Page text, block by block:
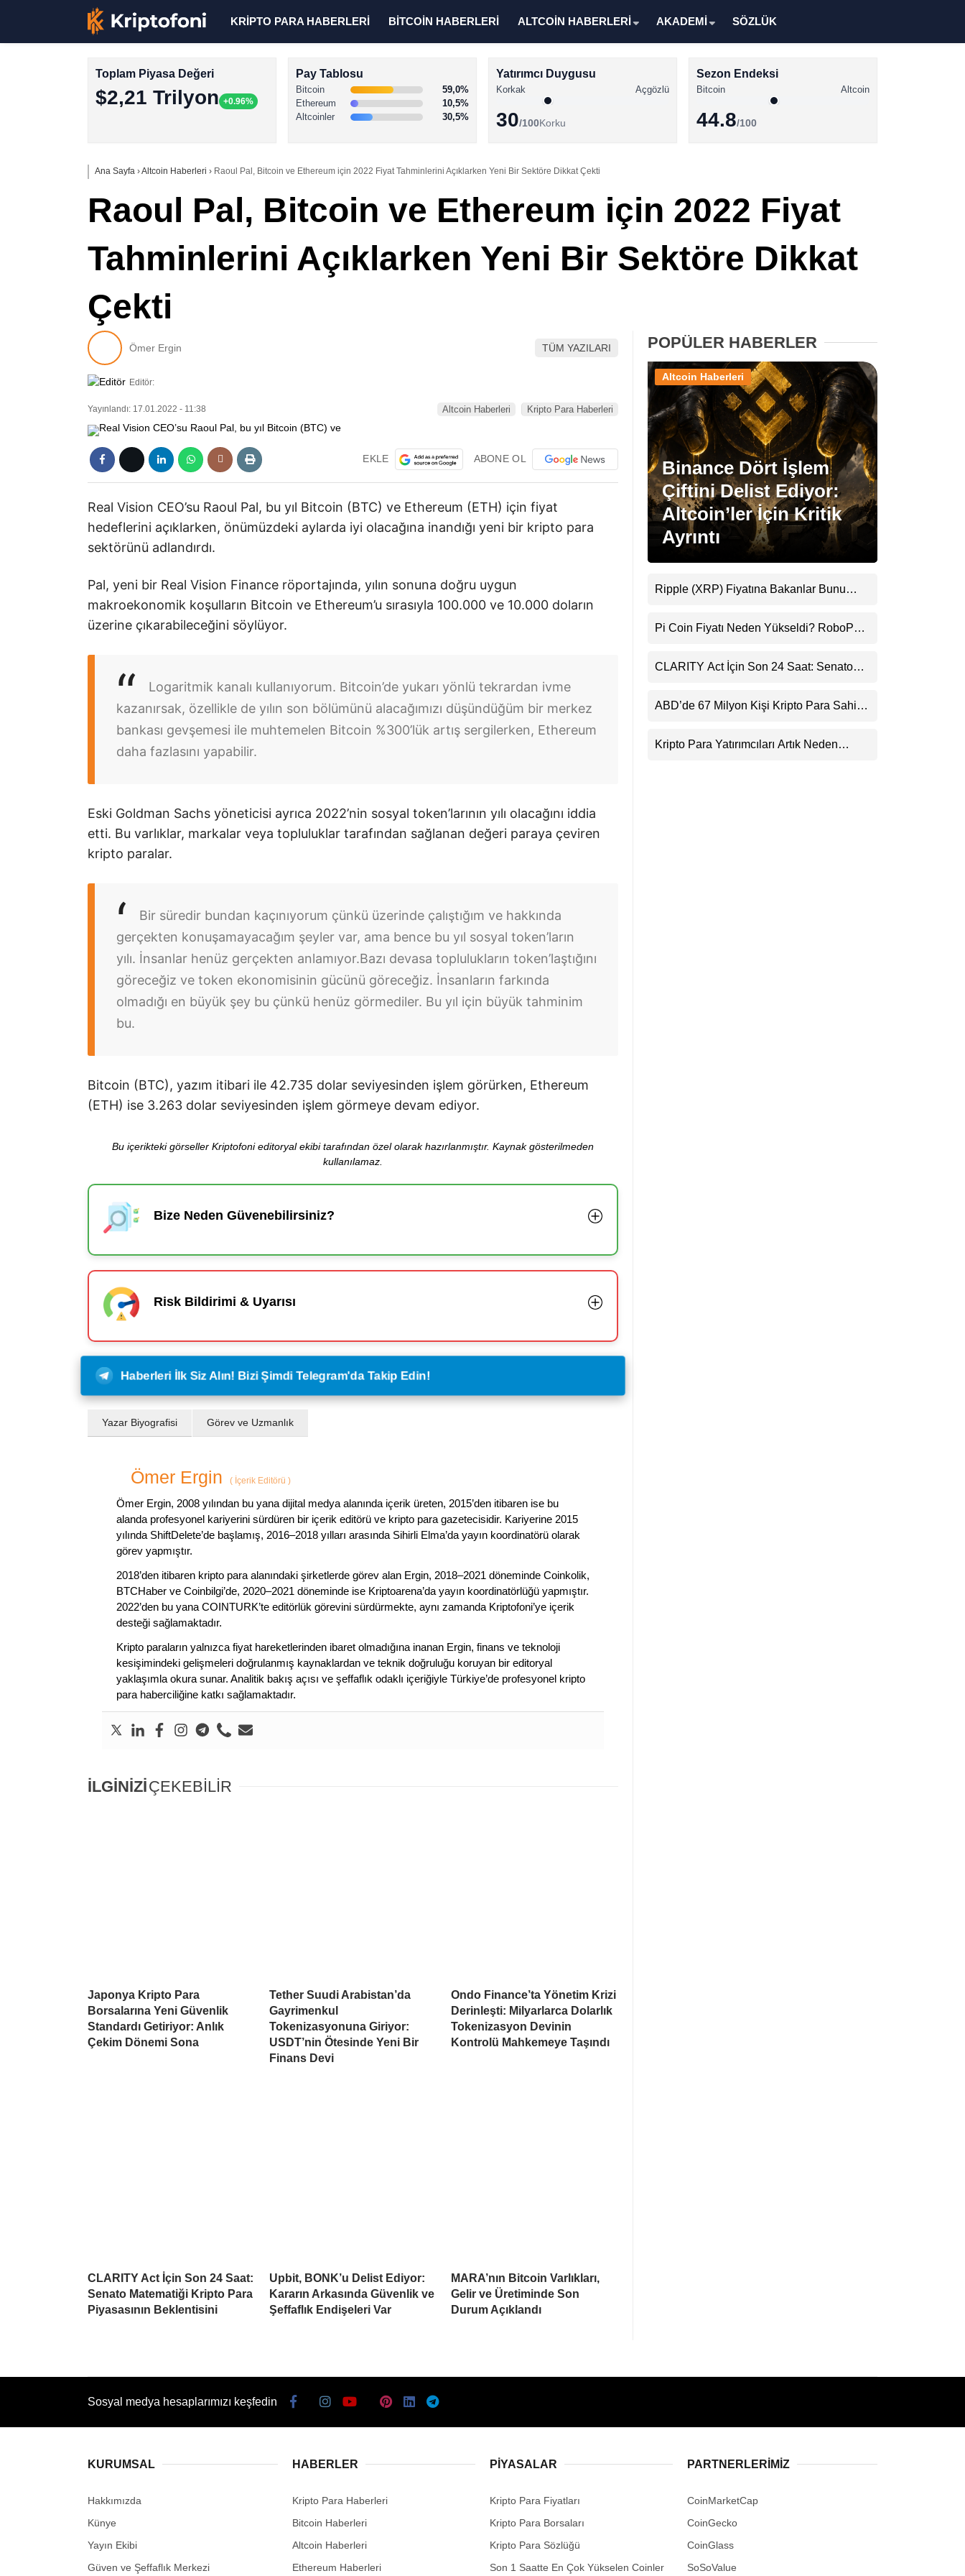
Altcoin Haberleri
Solana Haberleri
Stablecoin Haberleri
Facebook
Instagram
Youtube
KRİPTO PARA HABERLERİ BİTCOİN HABERLERİ ALTCOİN HABERLERİ AKADEMİ SÖZLÜK
Toplam Piyasa Değeri
$2,21 Trilyon +0.96%
Pay Tablosu
Bitcoin
59,0%
Ethereum
10,5%
Altcoinler
30,5%
Yatırımcı Duygusu
Korkak Açgözlü
30/100Korku
Sezon Endeksi
Bitcoin Altcoin
44.8/100
Ana Sayfa ›Altcoin Haberleri › Raoul Pal, Bitcoin ve Ethereum için 2022 Fiyat Tahminlerini Açıklarken Yeni Bir Sektöre Dikkat Çekti
Raoul Pal, Bitcoin ve Ethereum için 2022 Fiyat
Tahminlerini Açıklarken Yeni Bir Sektöre Dikkat
Çekti
Ömer Ergin TÜM YAZILARI
Editör:
Yayınlandı: 17.01.2022 - 11:38 Altcoin Haberleri Kripto Para Haberleri
EKLE ABONE OL
Real Vision CEO’su Raoul Pal, bu yıl Bitcoin (BTC) ve Ethereum (ETH) için fiyat
hedeflerini açıklarken, önümüzdeki aylarda iyi olacağına inandığı yeni bir kripto para
sektörünü adlandırdı.
Pal, yeni bir Real Vision Finance röportajında, yılın sonuna doğru uygun
makroekonomik koşulların Bitcoin ve Ethereum’u sırasıyla 100.000 ve 10.000 doların
üzerine çıkarabileceğini söylüyor.
Logaritmik kanalı kullanıyorum. Bitcoin’de yukarı yönlü tekrardan ivme
kazanırsak, özellikle de yılın son bölümünü alacağımızı düşündüğüm bir merkez
bankası gevşemesi ile muhtemelen Bitcoin %300’lük artış sergilerken, Ethereum
daha fazlasını yapabilir.
Eski Goldman Sachs yöneticisi ayrıca 2022’nin sosyal token’larının yılı olacağını iddia
etti. Bu varlıklar, markalar veya topluluklar tarafından sağlanan değeri paraya çeviren
kripto paralar.
Bir süredir bundan kaçınıyorum çünkü üzerinde çalıştığım ve hakkında
gerçekten konuşamayacağım şeyler var, ama bence bu yıl sosyal token’ların
yılı. İnsanlar henüz gerçekten anlamıyor.Bazı devasa toplulukların token’laştığını
göreceğiz ve token ekonomisinin gücünü göreceğiz. İnsanların farkında
olmadığı en büyük şey bu çünkü henüz görmediler. Bu yıl için büyük tahminim
bu.
Bitcoin (BTC), yazım itibari ile 42.735 dolar seviyesinden işlem görürken, Ethereum
(ETH) ise 3.263 dolar seviyesinden işlem görmeye devam ediyor.
Bu içerikteki görseller Kriptofoni editoryal ekibi tarafından özel olarak hazırlanmıştır. Kaynak gösterilmeden
kullanılamaz.
Bize Neden Güvenebilirsiniz?
Risk Bildirimi & Uyarısı
Haberleri İlk Siz Alın! Bizi Şimdi Telegram'da Takip Edin!
Yazar Biyografisi Görev ve Uzmanlık
Ömer Ergin ( İçerik Editörü )
Ömer Ergin, 2008 yılından bu yana dijital medya alanında içerik üreten, 2015’den itibaren ise bu
alanda profesyonel kariyerini sürdüren bir içerik editörü ve kripto para gazetecisidir. Kariyerine 2015
yılında ShiftDelete’de başlamış, 2016–2018 yılları arasında Sihirli Elma’da yayın koordinatörü olarak
görev yapmıştır.
2018’den itibaren kripto para alanındaki şirketlerde görev alan Ergin, 2018–2021 döneminde Coinkolik,
BTCHaber ve Coinbilgi’de, 2020–2021 döneminde ise Kriptoarena’da yayın koordinatörlüğü yapmıştır.
2022’den bu yana COINTURK’te editörlük görevini sürdürmekte, aynı zamanda Kriptofoni’ye içerik
desteği sağlamaktadır.
Kripto paraların yalnızca fiyat hareketlerinden ibaret olmadığına inanan Ergin, finans ve teknoloji
kesişimindeki gelişmeleri doğrulanmış kaynaklardan ve teknik doğruluğu koruyan bir editoryal
yaklaşımla okura sunar. Analitik bakış açısı ve şeffaflık odaklı içeriğiyle Türkiye’de profesyonel kripto
para haberciliğine katkı sağlamaktadır.
İLGİNİZİÇEKEBİLİR
Japonya Kripto Para
Borsalarına Yeni Güvenlik
Standardı Getiriyor: Anlık
Çekim Dönemi Sona
Tether Suudi Arabistan’da
Gayrimenkul
Tokenizasyonuna Giriyor:
USDT’nin Ötesinde Yeni Bir
Finans Devi
Ondo Finance’ta Yönetim Krizi
Derinleşti: Milyarlarca Dolarlık
Tokenizasyon Devinin
Kontrolü Mahkemeye Taşındı
CLARITY Act İçin Son 24 Saat:
Senato Matematiği Kripto Para
Piyasasının Beklentisini
Upbit, BONK’u Delist Ediyor:
Kararın Arkasında Güvenlik ve
Şeffaflık Endişeleri Var
MARA’nın Bitcoin Varlıkları,
Gelir ve Üretiminde Son
Durum Açıklandı
POPÜLER HABERLER
Binance Dört İşlem
Çiftini Delist Ediyor:
Altcoin’ler İçin Kritik
Ayrıntı
Altcoin Haberleri
Ripple (XRP) Fiyatına Bakanlar Bunu
Uyarı
Pi Coin Fiyatı Neden Yükseldi? RoboPay
Destekledi
CLARITY Act İçin Son 24 Saat: Senato
Beklentisini Bozabilir
ABD’de 67 Milyon Kişi Kripto Para Sahibi:
Kripto Para Yatırımcıları Artık Neden
Sosyal medya hesaplarımızı keşfedin
KURUMSAL
Hakkımızda
Künye
Yayın Ekibi
Güven ve Şeffaflık Merkezi
HABERLER
Kripto Para Haberleri
Bitcoin Haberleri
Altcoin Haberleri
Ethereum Haberleri
PIYASALAR
Kripto Para Fiyatları
Kripto Para Borsaları
Kripto Para Sözlüğü
Son 1 Saatte En Çok Yükselen Coinler
PARTNERLERIMIZ
CoinMarketCap
CoinGecko
CoinGlass
SoSoValue